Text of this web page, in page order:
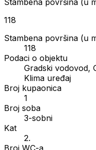
118
Stambena površina (u
118
Podaci o objektu
Gradski vodovod,
Klima uređaj
Broj kupaonica
1
Broj soba
3-sobni
Kat
2.
Broj WC-a